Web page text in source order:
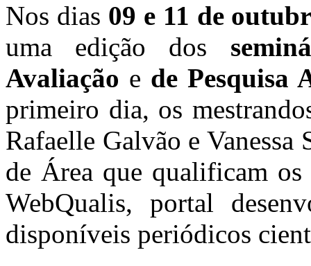
Nos dias 09 e 11 de
uma edição dos
Avaliação e de Pesquisa
primeiro dia, os
Rafaelle Galvão e Vanessa
de Área que qualificam os
WebQualis, portal
disponíveis periódicos